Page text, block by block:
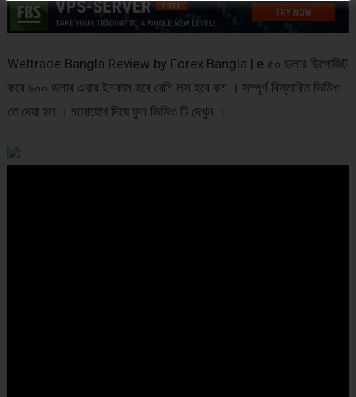
Weltrade Bangla Review by Forex Bangla | e ৫০ ডলার ডিপোজিট
করে ৬০০ ডলার এবার ইনকাম হবে বেশি লস হবে কম । সম্পূর্ণ বিস্তারিত ভিডিও
তে দেয়া হল । মনোযোগ দিয়ে ফুল ভিডিও টি দেখুন ।